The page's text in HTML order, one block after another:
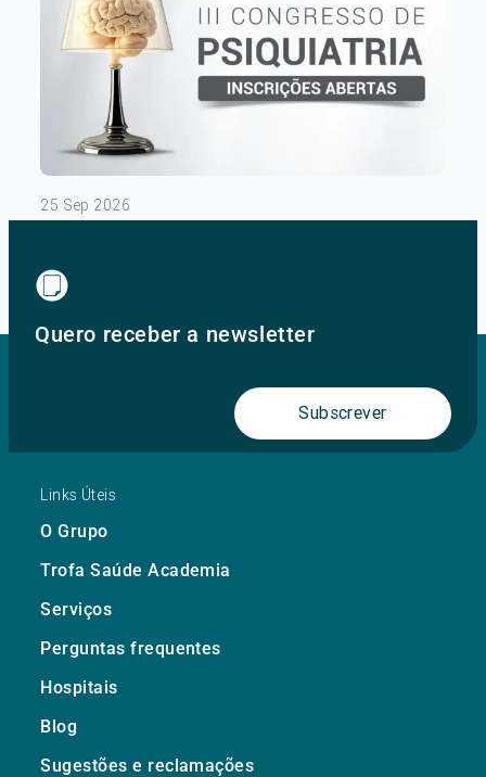
25 Sep 2026
III Congresso de Psiquiatria – Dia 2
Quero receber a newsletter
Subscrever
Links Úteis
O Grupo
Trofa Saúde Academia
Serviços
Perguntas frequentes
Hospitais
Blog
Sugestões e reclamações